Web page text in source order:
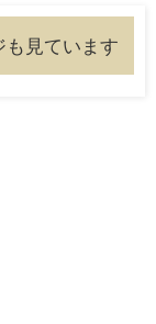
も見ています